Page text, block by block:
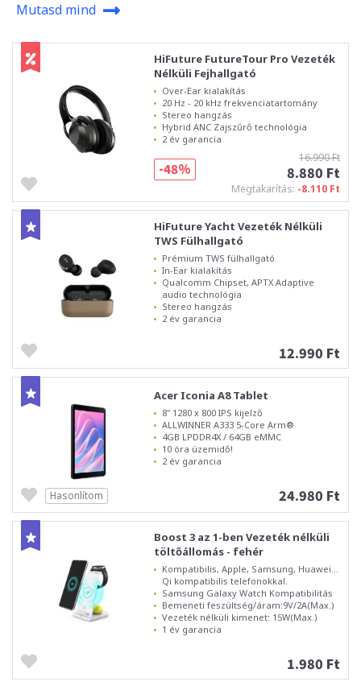
Mutasd mind
HiFuture FutureTour Pro Vezeték
Nélküli Fejhallgató
Over-Ear kialakítás
20 Hz - 20 kHz frekvenciatartomány
Stereo hangzás
Hybrid ANC Zajszűrő technológia
2 év garancia
16.990 Ft
8.880 Ft
Megtakarítás: -8.110 Ft
-48%
HiFuture Yacht Vezeték Nélküli
TWS Fülhallgató
Prémium TWS fülhallgató
In-Ear kialakítás
Qualcomm Chipset, APTX Adaptive
audio technológia
Stereo hangzás
2 év garancia
12.990 Ft
Acer Iconia A8 Tablet
8" 1280 x 800 IPS kijelző
ALLWINNER A333 5-Core Arm®
4GB LPDDR4X / 64GB eMMC
10 óra üzemidő!
2 év garancia
24.980 Ft
Hasonlítom
Boost 3 az 1-ben Vezeték nélküli
töltőállomás - fehér
Kompatibilis, Apple, Samsung, Huawei...
Qi kompatibilis telefonokkal.
Samsung Galaxy Watch Kompatibilitás
Bemeneti feszültség/áram:9V/2A(Max.)
Vezeték nélküli kimenet: 15W(Max.)
1 év garancia
1.980 Ft